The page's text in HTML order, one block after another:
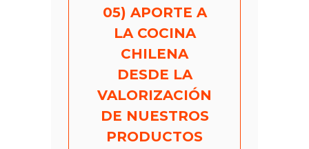
05) APORTE A
LA COCINA
CHILENA
DESDE LA
VALORIZACIÓN
DE NUESTROS
PRODUCTOS